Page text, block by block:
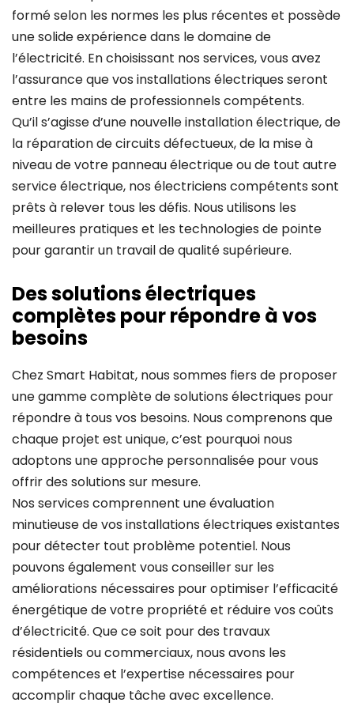
formé selon les normes les plus récentes et possède
une solide expérience dans le domaine de
l’électricité. En choisissant nos services, vous avez
l’assurance que vos installations électriques seront
entre les mains de professionnels compétents.
Qu’il s’agisse d’une nouvelle installation électrique, de
la réparation de circuits défectueux, de la mise à
niveau de votre panneau électrique ou de tout autre
service électrique, nos électriciens compétents sont
prêts à relever tous les défis. Nous utilisons les
meilleures pratiques et les technologies de pointe
pour garantir un travail de qualité supérieure.
Des solutions électriques
complètes pour répondre à vos
besoins
Chez Smart Habitat, nous sommes fiers de proposer
une gamme complète de solutions électriques pour
répondre à tous vos besoins. Nous comprenons que
chaque projet est unique, c’est pourquoi nous
adoptons une approche personnalisée pour vous
offrir des solutions sur mesure.
Nos services comprennent une évaluation
minutieuse de vos installations électriques existantes
pour détecter tout problème potentiel. Nous
pouvons également vous conseiller sur les
améliorations nécessaires pour optimiser l’efficacité
énergétique de votre propriété et réduire vos coûts
d’électricité. Que ce soit pour des travaux
résidentiels ou commerciaux, nous avons les
compétences et l’expertise nécessaires pour
accomplir chaque tâche avec excellence.